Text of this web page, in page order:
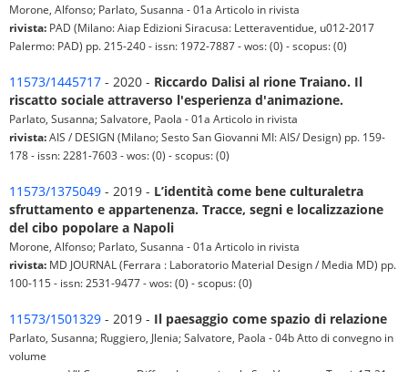
Morone, Alfonso; Parlato, Susanna - 01a Articolo in rivista
rivista: PAD (Milano: Aiap Edizioni Siracusa: Letteraventidue, u012-2017
Palermo: PAD) pp. 215-240 - issn: 1972-7887 - wos: (0) - scopus: (0)
11573/1445717 - 2020 - Riccardo Dalisi al rione Traiano. Il
riscatto sociale attraverso l'esperienza d'animazione.
Parlato, Susanna; Salvatore, Paola - 01a Articolo in rivista
rivista:AIS / DESIGN (Milano; Sesto San Giovanni MI: AIS/ Design) pp. 159-
178 - issn: 2281-7603 - wos: (0) - scopus: (0)
11573/1375049 - 2019 - L’identità come bene culturaletra
sfruttamento e appartenenza. Tracce, segni e localizzazione
del cibo popolare a Napoli
Morone, Alfonso; Parlato, Susanna - 01a Articolo in rivista
rivista: MD JOURNAL (Ferrara : Laboratorio Material Design / Media MD) pp.
100-115 - issn: 2531-9477 - wos: (0) - scopus: (0)
11573/1501329 - 2019 - Il paesaggio come spazio di relazione
Parlato, Susanna; Ruggiero, Jlenia; Salvatore, Paola - 04b Atto di convegno in
volume